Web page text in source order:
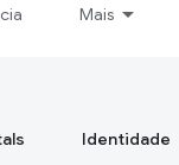
Mais
Identidade